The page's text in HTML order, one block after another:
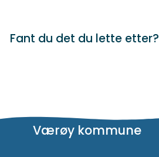
Fant du det du lette etter?
Værøy kommune